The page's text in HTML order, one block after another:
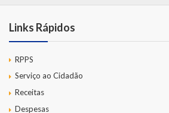
Links Rápidos
RPPS
Serviço ao Cidadão
Receitas
Despesas